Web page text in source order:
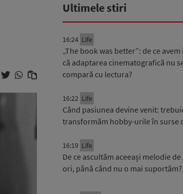
Ultimele stiri
16:24 Life
„The book was better”: de ce
că adaptarea cinematografică nu
compară cu lectura?
16:22 Life
Când pasiunea devine venit:
transformăm hobby-urile în surse
16:19 Life
De ce ascultăm aceeași melodie de
ori, până când nu o mai suportăm?